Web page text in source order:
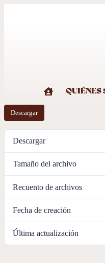
QUIÉNES
Descargar
Descargar
Tamaño del archivo
Recuento de archivos
Fecha de creación
Última actualización